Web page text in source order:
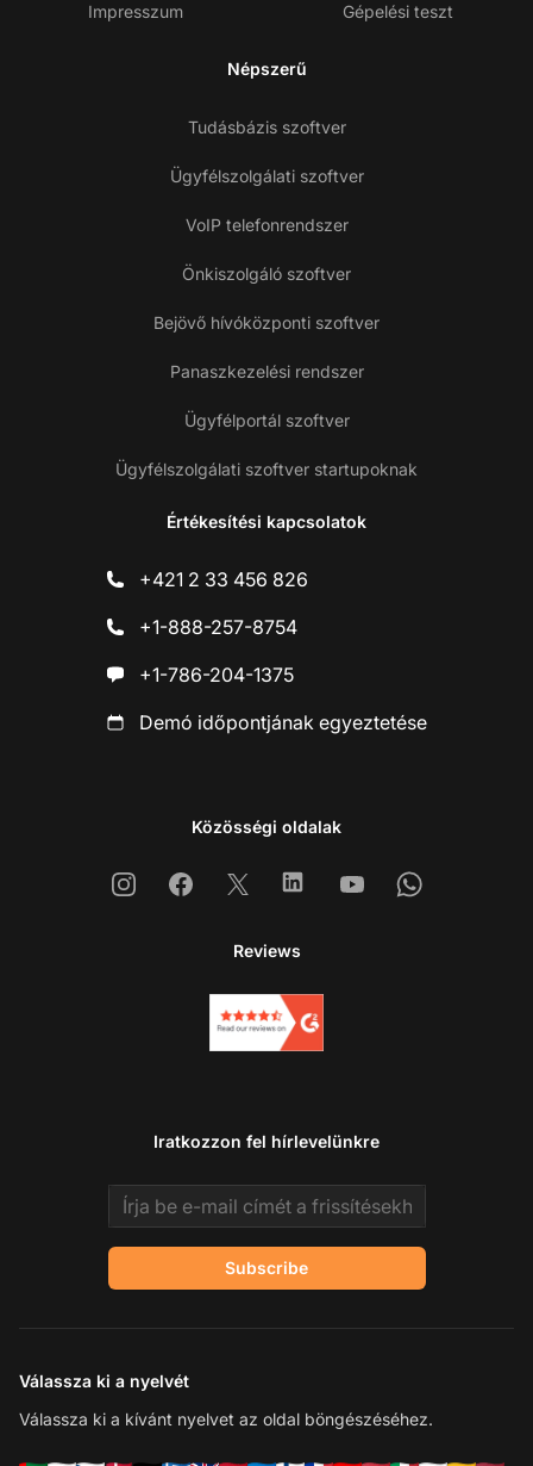
Impresszum Gépelési teszt
Népszerű
Tudásbázis szoftver
Ügyfélszolgálati szoftver
VoIP telefonrendszer
Önkiszolgáló szoftver
Bejövő hívóközponti szoftver
Panaszkezelési rendszer
Ügyfélportál szoftver
Ügyfélszolgálati szoftver startupoknak
Értékesítési kapcsolatok
+421 2 33 456 826
+1-888-257-8754
+1-786-204-1375
Demó időpontjának egyeztetése
Közösségi oldalak
InstagramFacebook
X LinkedinYoutubeWhatsapp
Reviews
Iratkozzon fel hírlevelünkre
Email address
Subscribe
Válassza ki a nyelvét
Válassza ki a kívánt nyelvet az oldal böngészéséhez.